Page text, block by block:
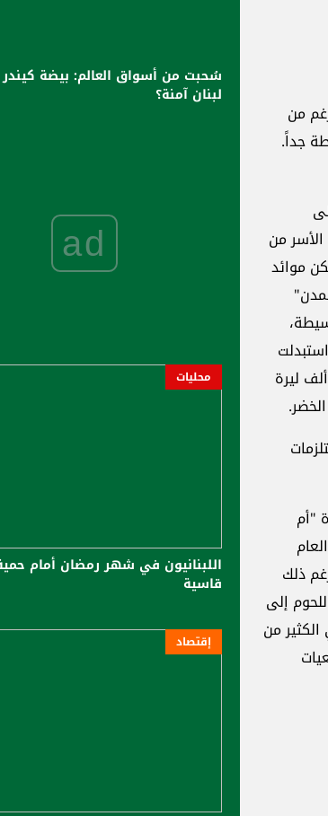
من
جداً.
من
وحتى مع بداية الأزمة الاقتصادية عام 2019، لم تكن موائد
طبق الفتوش بنوع بسيط من السلطة، مكونة من الخيار والبندورة بعدما ارتفع سعر الخس إلى 40 ألف ليرة
"أم
هذا العام
ذلك
إلى
ليرة". وتقول: "في الكثير من
سُحبت من أسواق العالم: بيضة
لبنان آمنة؟
ad
محليات
اللبنانيون في شهر رمضان أمام
قاسية
إقتصاد